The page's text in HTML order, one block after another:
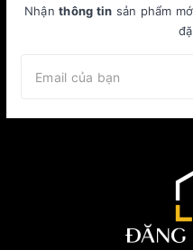
Nhận thông tin sản phẩm